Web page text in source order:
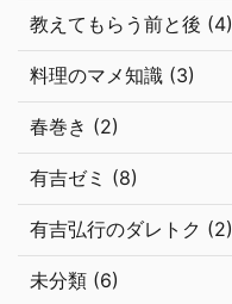
教えてもらう前と後 (4)
料理のマメ知識 (3)
春巻き (2)
有吉ゼミ (8)
有吉弘行のダレトク (2)
未分類 (6)